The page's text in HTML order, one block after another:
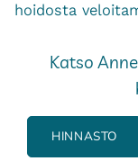
hoidosta
Katso
HINNASTO